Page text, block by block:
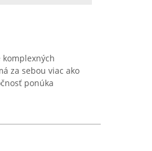
komplexných
za sebou viac ako
ponúka